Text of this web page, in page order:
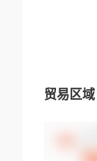
贸易区域